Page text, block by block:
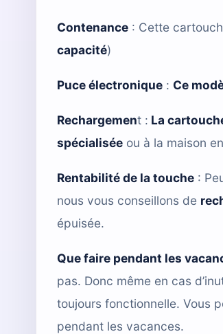
Contenance : Cette
capacité)
Puce électronique : Ce
Rechargement : La
spécialisée ou à la maison
Rentabilité de la touche :
nous vous conseillons de
épuisée.
Que faire pendant les
pas. Donc même en cas
toujours fonctionnelle. Vous
pendant les vacances.